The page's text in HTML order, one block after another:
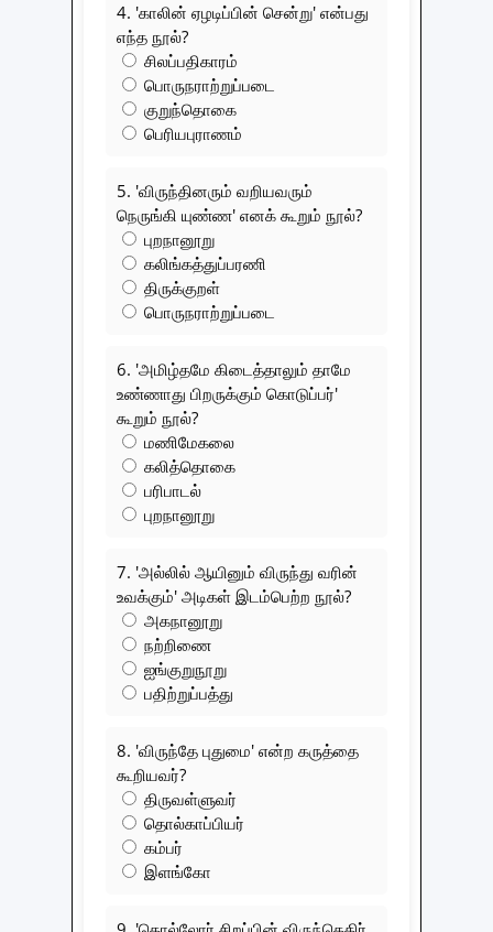
4. 'காலின் ஏழடிப்பின் சென்று' என்பது
எந்த நூல்?
சிலப்பதிகாரம்
பொருநராற்றுப்படை
குறுந்தொகை
பெரியபுராணம்
5. 'விருந்தினரும் வறியவரும்
நெருங்கி யுண்ண' எனக் கூறும் நூல்?
புறநானூறு
கலிங்கத்துப்பரணி
திருக்குறள்
பொருநராற்றுப்படை
6. 'அமிழ்தமே கிடைத்தாலும் தாமே
உண்ணாது பிறருக்கும் கொடுப்பர்'
கூறும் நூல்?
மணிமேகலை
கலித்தொகை
பரிபாடல்
புறநானூறு
7. 'அல்லில் ஆயினும் விருந்து வரின்
உவக்கும்' அடிகள் இடம்பெற்ற நூல்?
அகநானூறு
நற்றிணை
ஐங்குறுநூறு
பதிற்றுப்பத்து
8. 'விருந்தே புதுமை' என்ற கருத்தை
கூறியவர்?
திருவள்ளுவர்
தொல்காப்பியர்
கம்பர்
இளங்கோ